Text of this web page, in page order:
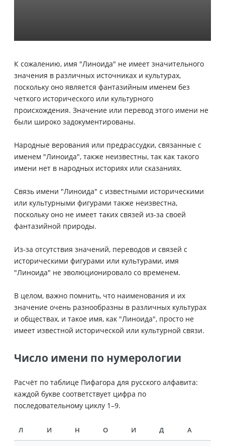
К сожалению, имя "Линоида" не имеет значительного
значения в различных источниках и культурах,
поскольку оно является фантазийным именем без
четкого исторического или культурного
происхождения. Значение или перевод этого имени не
были широко задокументированы.
Народные верования или предрассудки, связанные с
именем "Линоида", также неизвестны, так как такого
имени нет в народных историях или сказаниях.
Связь имени "Линоида" с известными историческими
или культурными фигурами также неизвестна,
поскольку оно не имеет таких связей из-за своей
фантазийной природы.
Из-за отсутствия значений, переводов и связей с
историческими фигурами или культурами, имя
"Линоида" не эволюционировало со временем.
В целом, важно помнить, что наименования и их
значение очень разнообразны в различных культурах
и обществах, и такое имя, как "Линоида", просто не
имеет известной исторической или культурной связи.
Число имени по нумерологии
Расчёт по таблице Пифагора для русского алфавита:
каждой букве соответствует цифра по
последовательному циклу 1–9.
Л И Н О И Д А